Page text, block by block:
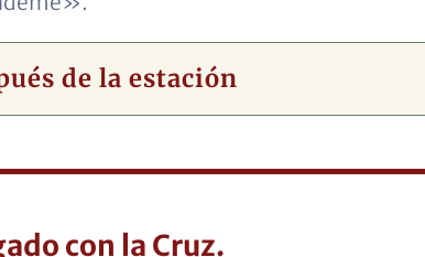
de la estación
con la Cruz.